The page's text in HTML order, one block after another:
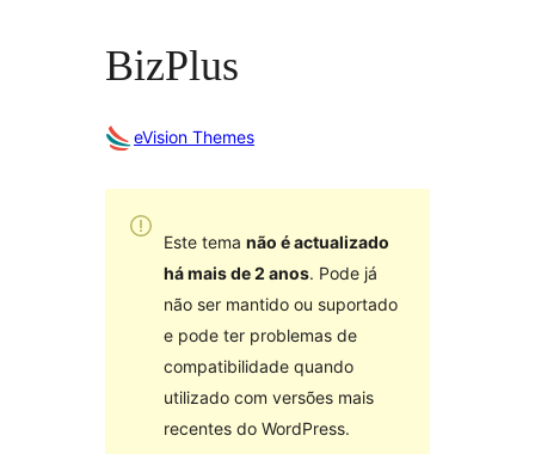
BizPlus
eVision Themes
Este tema não é actualizado
há mais de 2 anos. Pode já
não ser mantido ou suportado
e pode ter problemas de
compatibilidade quando
utilizado com versões mais
recentes do WordPress.